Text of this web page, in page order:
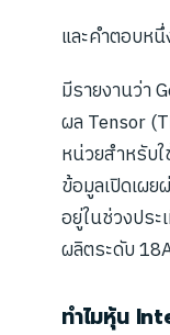
และคำตอบห
มีรายงานว่า
ผล Tensor
หน่วยสำหรับ
ข้อมูลเปิดเผ
อยู่ในช่วงประ
ผลิตระดับ
ทำไมหุ้น